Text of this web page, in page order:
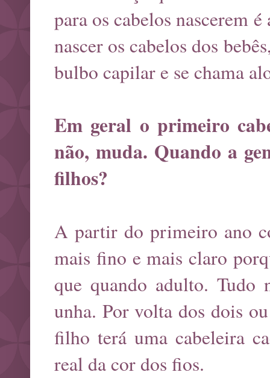
para os cabelos nascerem
nascer os cabelos dos
bulbo capilar e se chama
Em geral o primeiro
não, muda. Quando a
filhos?
A partir do primeiro ano
mais fino e mais claro
que quando adulto. Tudo
unha. Por volta dos dois
filho terá uma cabeleira
real da cor dos fios.